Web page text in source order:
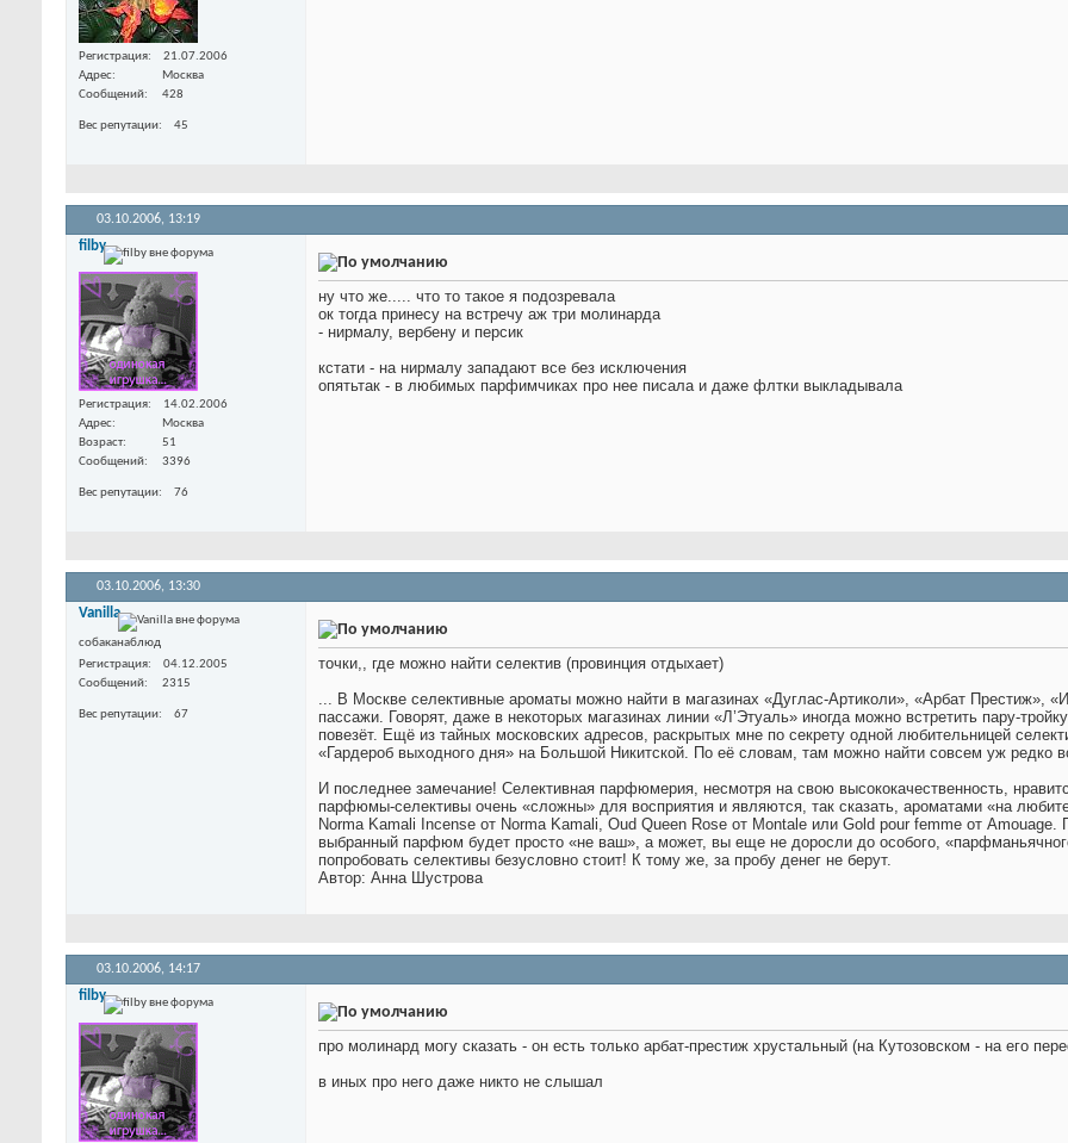
Регистрация
21.07.2006
Адрес
Москва
Сообщений
428
Вес репутации 45
03.10.2006, 13:19
filby
Регистрация
14.02.2006
Адрес
Москва
Возраст
51
Сообщений
3396
Вес репутации 76
ну что же..... что то такое я подозревала
ок тогда принесу на встречу аж три молинарда
- нирмалу, вербену и персик
кстати - на нирмалу западают все без исключения
опятьтак - в любимых парфимчиках про нее писала и даже флтки выкладывала
03.10.2006, 13:30
Vanilla
собаканаблюд
Регистрация
04.12.2005
Сообщений
2315
Вес репутации 67
точки,, где можно найти селектив (провинция отдыхает)
... В Москве селективные ароматы можно найти в магазинах «Дуглас-Артиколи», «Арбат
пассажи. Говорят, даже в некоторых магазинах линии «Л’Этуаль» иногда можно встретить пару-
повезёт. Ещё из тайных московских адресов, раскрытых мне по секрету одной любительницей
«Гардероб выходного дня» на Большой Никитской. По её словам, там можно найти совсем уж редко
И последнее замечание! Селективная парфюмерия, несмотря на свою высококачественность,
парфюмы-селективы очень «сложны» для восприятия и являются, так сказать, ароматами «на
Norma Kamali Incense от Norma Kamali, Oud Queen Rose от Montale или Gold pour femme от
выбранный парфюм будет просто «не ваш», а может, вы еще не доросли до особого,
попробовать селективы безусловно стоит! К тому же, за пробу денег не берут.
Автор: Анна Шустрова
03.10.2006, 14:17
filby
про молинард могу сказать - он есть только арбат-престиж хрустальный (на Кутозовском - на его
в иных про него даже никто не слышал